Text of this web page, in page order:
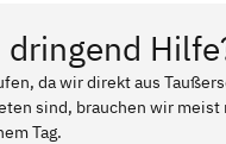
da wir direkt aus
sind, brauchen wir
Tag.